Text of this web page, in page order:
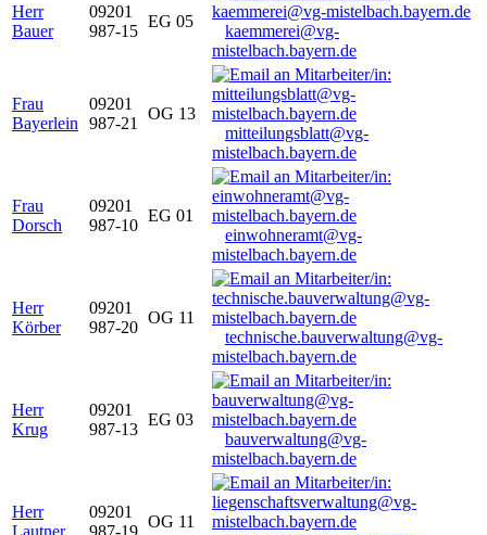
Herr
Bauer
09201
987-15
EG 05
kaemmerei@vg-
mistelbach.bayern.de
Frau
Bayerlein
09201
987-21
OG 13
mitteilungsblatt@vg-
mistelbach.bayern.de
Frau
Dorsch
09201
987-10
EG 01
einwohneramt@vg-
mistelbach.bayern.de
Herr
Körber
09201
987-20
OG 11
technische.bauverwaltung@vg-
mistelbach.bayern.de
Herr
Krug
09201
987-13
EG 03
bauverwaltung@vg-
mistelbach.bayern.de
Herr
Lautner
09201
987-19
OG 11